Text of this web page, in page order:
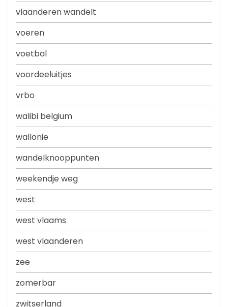
vlaanderen wandelt
voeren
voetbal
voordeeluitjes
vrbo
walibi belgium
wallonie
wandelknooppunten
weekendje weg
west
west vlaams
west vlaanderen
zee
zomerbar
zwitserland